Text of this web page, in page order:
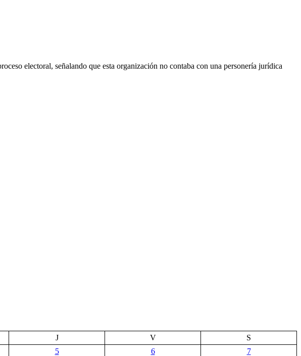
electoral, señalando que esta organización no contaba con una personería jurídica
J V
S
5 6
7